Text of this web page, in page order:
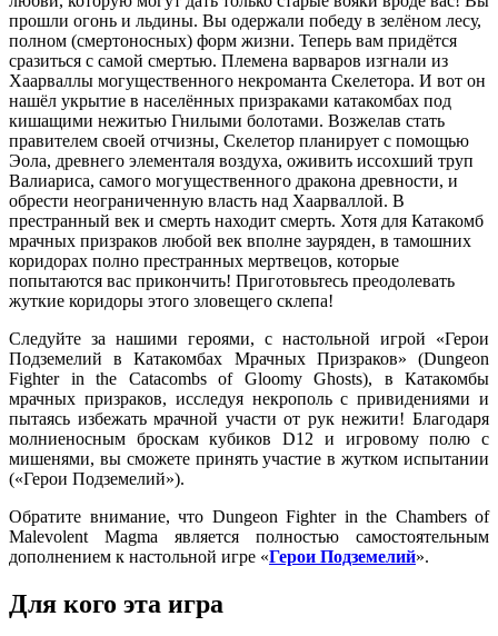
прошли огонь и льдины. Вы одержали победу в зелёном лесу,
полном (смертоносных) форм жизни. Теперь вам придётся
сразиться с самой смертью. Племена варваров изгнали из
Хаарваллы могущественного некроманта Скелетора. И вот он
нашёл укрытие в населённых призраками катакомбах под
кишащими нежитью Гнилыми болотами. Возжелав стать
правителем своей отчизны, Скелетор планирует с помощью
Эола, древнего элементаля воздуха, оживить иссохший труп
Валиариса, самого могущественного дракона древности, и
обрести неограниченную власть над Хаарваллой. В
престранный век и смерть находит смерть. Хотя для Катакомб
мрачных призраков любой век вполне зауряден, в тамошних
коридорах полно престранных мертвецов, которые
попытаются вас прикончить! Приготовьтесь преодолевать
жуткие коридоры этого зловещего склепа!
Следуйте за нашими героями, с настольной игрой «Герои
Подземелий в Катакомбах Мрачных Призраков» (Dungeon
Fighter in the Catacombs of Gloomy Ghosts), в Катакомбы
мрачных призраков, исследуя некрополь с привидениями и
пытаясь избежать мрачной участи от рук нежити! Благодаря
молниеносным броскам кубиков D12 и игровому полю с
мишенями, вы сможете принять участие в жутком испытании
(«Герои Подземелий»).
Обратите внимание, что Dungeon Fighter in the Chambers of
Malevolent Magma является полностью самостоятельным
дополнением к настольной игре «Герои Подземелий».
Для кого эта игра